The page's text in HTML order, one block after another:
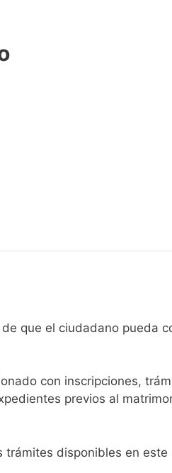
que el ciudadano pueda
con inscripciones,
previos al
disponibles en este